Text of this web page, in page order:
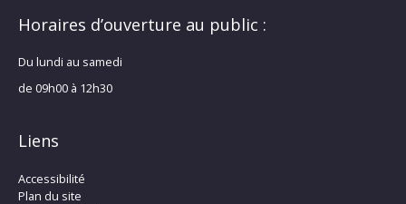
Horaires d’ouverture au public :
Du lundi au samedi
de 09h00 à 12h30
Liens
Accessibilité
Plan du site